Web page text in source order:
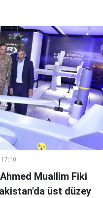
Muallim Fiki
üst düzey